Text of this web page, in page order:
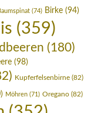
(74) Birke (94)
(359)
(180)
(98)
Kupferfelsenbirne (82)
Möhren (71) Oregano (82)